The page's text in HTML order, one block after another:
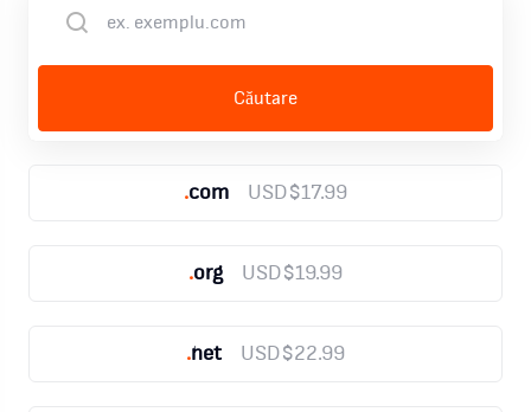
.com USD$17.99
.org USD$19.99
.net USD$22.99